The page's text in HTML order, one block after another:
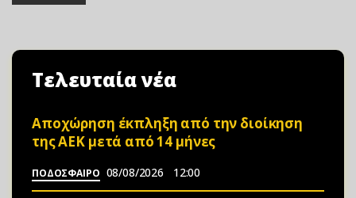
Τελευταία νέα
Αποχώρηση έκπληξη από την διοίκηση
της ΑΕΚ μετά από 14 μήνες
ΠΟΔΟΣΦΑΙΡΟ 08/08/2026 12:00